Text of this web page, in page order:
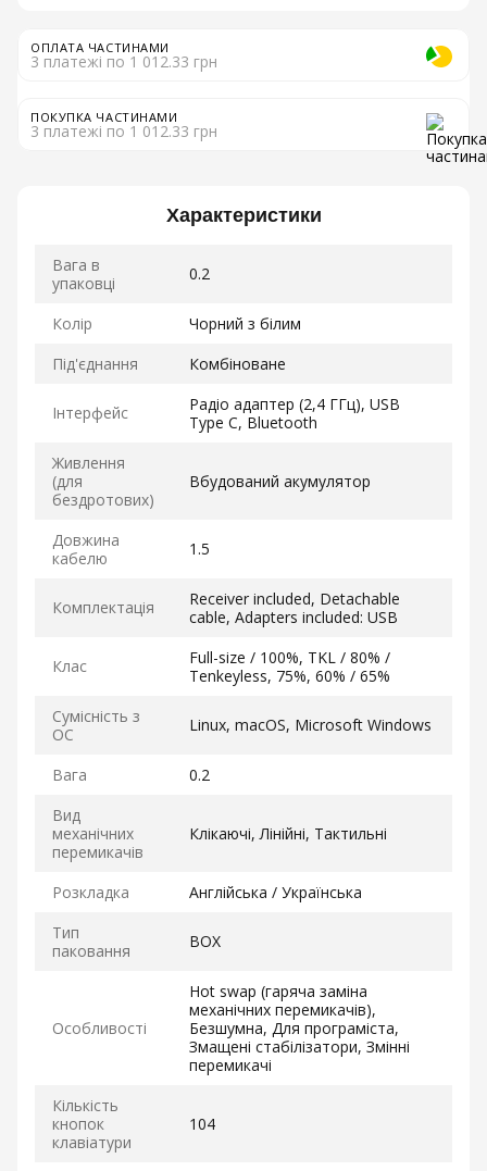
ОПЛАТА ЧАСТИНАМИ
3 платежі по 1 012.33 грн
ПОКУПКА ЧАСТИНАМИ
3 платежі по 1 012.33 грн
Характеристики
Вага в
упаковці
0.2
Колір
Чорний з білим
Під'єднання
Комбіноване
Інтерфейс
Радіо адаптер (2,4 ГГц), USB
Type C, Bluetooth
Живлення
(для
бездротових)
Вбудований акумулятор
Довжина
кабелю
1.5
Комплектація
Receiver included, Detachable
cable, Adapters included: USB
Клас
Full-size / 100%, TKL / 80% /
Tenkeyless, 75%, 60% / 65%
Сумісність з
ОС
Linux, macOS, Microsoft Windows
Вага
0.2
Вид
механічних
перемикачів
Клікаючі, Лінійні, Тактильні
Розкладка
Англійська / Українська
Тип
паковання
BOX
Особливості
Hot swap (гаряча заміна
механічних перемикачів),
Безшумна, Для програміста,
Змащені стабілізатори, Змінні
перемикачі
Кількість
кнопок
клавіатури
104